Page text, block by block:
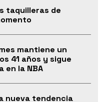
taquilleras de
mantiene un
41 años y sigue
en la NBA
nueva tendencia